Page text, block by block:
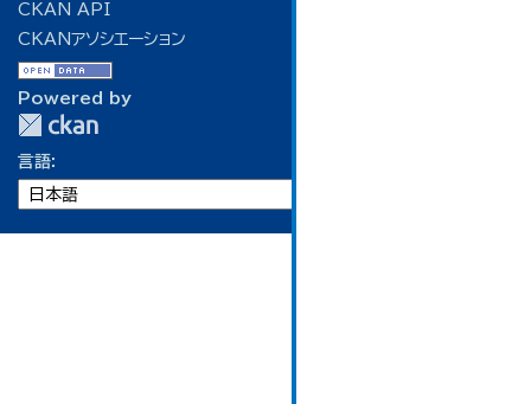
CKAN API
CKANアソシエーション
Powered by
言語